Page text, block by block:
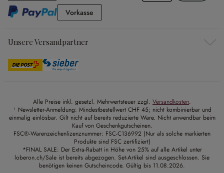
Vorkasse
Unsere Versandpartner
Alle Preise inkl. gesetzl. Mehrwertsteuer zzgl. Versandkosten.
¹ Newsletter-Anmeldung: Mindestbestellwert CHF 45; nicht kombinierbar und
einmalig einlösbar. Gilt nicht auf bereits reduzierte Ware. Nicht anwendbar beim
Kauf von Geschenkgutscheinen.
FSC®-Warenzeichenlizenznummer: FSC-C136992 (Nur als solche markierten
Produkte sind FSC zertifiziert)
*FINAL SALE: Der Extra-Rabatt in Höhe von 25% auf alle Artikel unter
loberon.ch/Sale ist bereits abgezogen. Set-Artikel sind ausgeschlossen. Sie
benötigen keinen Gutscheincode. Gültig bis 11.08.2026.